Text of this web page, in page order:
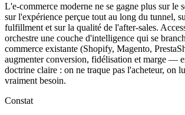
L'e-commerce moderne ne se gagne plus sur le
sur l'expérience perçue tout au long du tunnel,
fulfillment et sur la qualité de l'after-sales.
orchestre une couche d'intelligence qui se
commerce existante (Shopify, Magento,
augmenter conversion, fidélisation et marge —
doctrine claire : on ne traque pas l'acheteur, on
vraiment besoin.
Constat